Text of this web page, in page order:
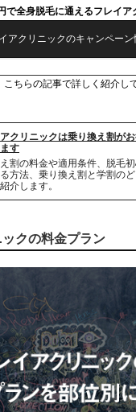
で全身脱毛に通えるフレイア
アクリニックのキャンペーン
ちらの記事で詳しく紹介し
クリニックは乗り換え割が
す
割の料金や適用条件、脱毛
方法、乗り換え割と学割の
介します。
クの料金プラン